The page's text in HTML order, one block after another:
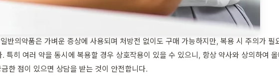
의약품은 가벼운 증상에 사용되며 처방전 없이도 구매 가능하지만, 복용 시 주의가 필
히 여러 약을 동시에 복용할 경우 상호작용이 있을 수 있으니, 항상 약사와 상의하여
한 점이 있으면 상담을 받는 것이 안전합니다.